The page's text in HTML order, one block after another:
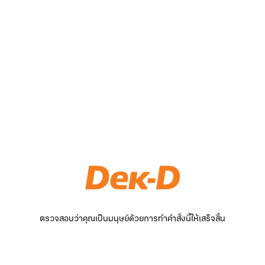
ตรวจสอบว่าคุณเป็นมนุษย์ด้วยการทำคำสั่งนี้ให้เสร็จสิ้น